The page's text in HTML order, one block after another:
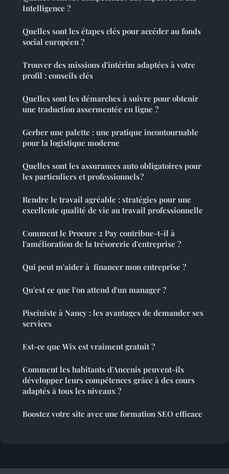
Intelligence ?
Quelles sont les étapes clés pour accéder au fonds
social européen ?
Trouver des missions d'intérim adaptées à votre
profil : conseils clés
Quelles sont les démarches à suivre pour obtenir
une traduction assermentée en ligne ?
Gerber une palette : une pratique incontournable
pour la logistique moderne
Quelles sont les assurances auto obligatoires pour
les particuliers et professionnels ?
Rendre le travail agréable : stratégies pour une
excellente qualité de vie au travail professionnelle
Comment le Procure 2 Pay contribue-t-il à
l'amélioration de la trésorerie d'entreprise ?
Qui peut m'aider à financer mon entreprise ?
Qu'est ce que l'on attend d'un manager ?
Pisciniste à Nancy : les avantages de demander ses
services
Est-ce que Wix est vraiment gratuit ?
Comment les habitants d'Ancenis peuvent-ils
développer leurs compétences grâce à des cours
adaptés à tous les niveaux ?
Boostez votre site avec une formation SEO efficace